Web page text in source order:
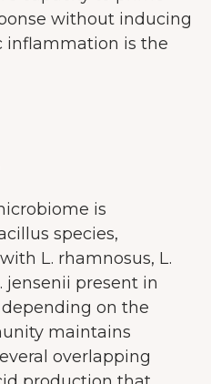
without inducing
inflammation is the
is
species,
L. rhamnosus, L.
jensenii present in
on the
maintains
overlapping
JUNAIU.
gebruiken wij
helpen de